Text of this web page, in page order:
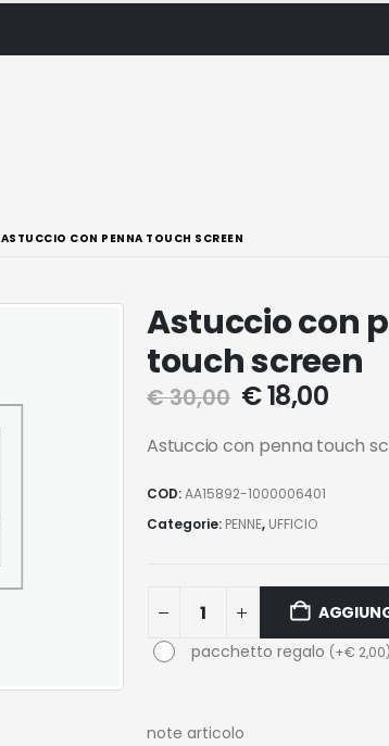
ASTUCCIO CON PENNA TOUCH SCREEN
Astuccio con
touch screen
€30,00 €18,00
Astuccio con penna touch
COD:AA15892-1000006401
Categorie: PENNE, UFFICIO
pacchetto regalo (+€ 2,00)
note articolo